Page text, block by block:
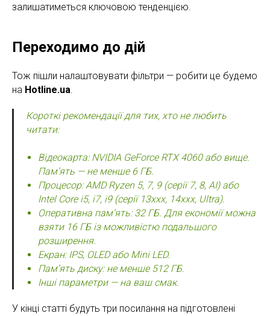
залишатиметься ключовою тенденцією.
Переходимо до дій
Тож пішли налаштовувати фільтри — робити це будемо
на Hotline.ua.
Короткі рекомендації для тих, хто не любить
читати:
Відеокарта: NVIDIA GeForce RTX 4060 або вище.
Пам’ять — не менше 6 ГБ.
Процесор: AMD Ryzen 5, 7, 9 (серії 7, 8, AI) або
Intel Core i5, i7, i9 (серії 13xxx, 14xxx, Ultra).
Оперативна пам’ять: 32 ГБ. Для економії можна
взяти 16 ГБ із можливістю подальшого
розширення.
Екран: IPS, OLED або Mini LED.
Пам’ять диску: не менше 512 ГБ.
Інші параметри — на ваш смак.
У кінці статті будуть три посилання на підготовлені